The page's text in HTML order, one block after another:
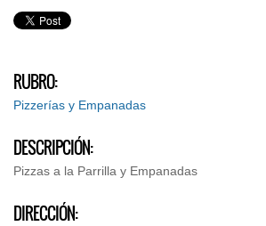
RUBRO:
Pizzerías y Empanadas
DESCRIPCIÓN:
Pizzas a la Parrilla y Empanadas
DIRECCIÓN: